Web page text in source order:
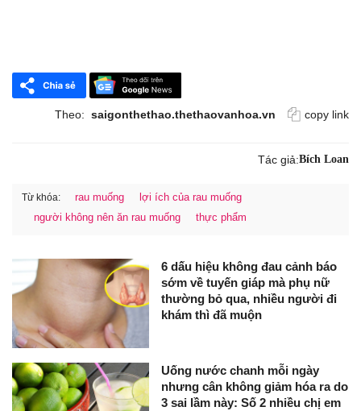
Theo: saigonthethao.thethaovanhoa.vn copy link
Tác giả:Bích Loan
Từ khóa: rau muống
lợi ích của rau muống
người không nên ăn rau muống
thực phẩm
6 dấu hiệu không đau cảnh báo
sớm về tuyến giáp mà phụ nữ
thường bỏ qua, nhiều người đi
khám thì đã muộn
Uống nước chanh mỗi ngày
nhưng cân không giảm hóa ra do
3 sai lầm này: Số 2 nhiều chị em